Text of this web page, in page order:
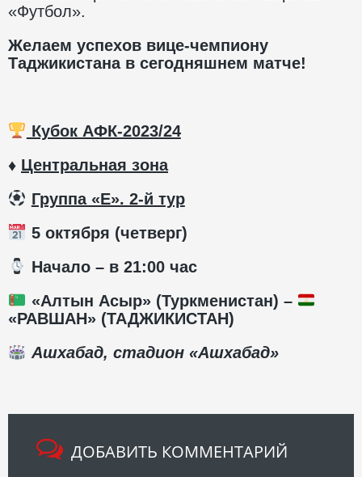
«Футбол».
Желаем успехов вице-чемпиону
Таджикистана в сегодняшнем матче!
Кубок АФК-2023/24
♦ Центральная зона
Группа «Е». 2-й тур
5 октября (четверг)
️ Начало – в 21:00 час
«Алтын Асыр» (Туркменистан) –
«РАВШАН» (ТАДЖИКИСТАН)
Ашхабад, стадион «Ашхабад»
ДОБАВИТЬ КОММЕНТАРИЙ